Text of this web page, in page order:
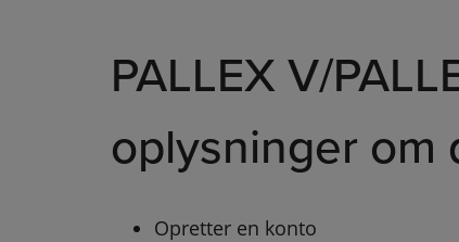
PALLEX V/
oplysninger om
Opretter en konto